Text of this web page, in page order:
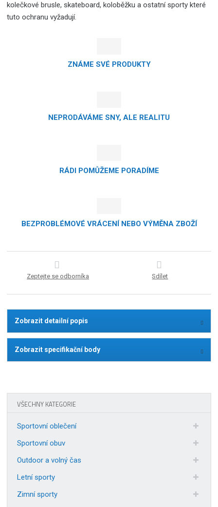
kolečkové brusle, skateboard, koloběžku a ostatní sporty které
tuto ochranu vyžadují.
ZNÁME SVÉ PRODUKTY
NEPRODÁVÁME SNY, ALE REALITU
RÁDI POMŮŽEME PORADÍME
BEZPROBLÉMOVÉ VRÁCENÍ NEBO VÝMĚNA ZBOŽÍ
Zeptejte se odborníka Sdílet
Zobrazit detailní popis
Zobrazit specifikační body
VŠECHNY KATEGORIE
Sportovní oblečení
Sportovní obuv
Outdoor a volný čas
Letní sporty
Zimní sporty